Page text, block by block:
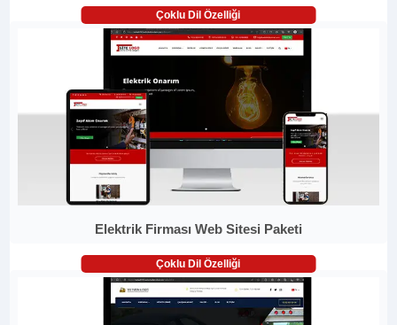
Çoklu Dil Özelliği
Elektrik Firması Web Sitesi Paketi
Çoklu Dil Özelliği